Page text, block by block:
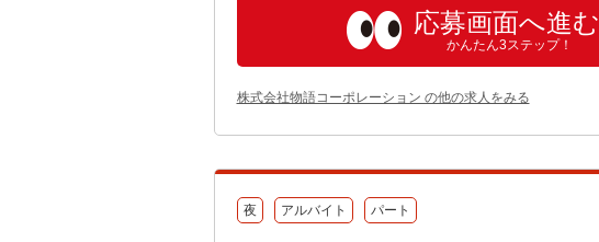
応募画面へ進む
かんたん3ステップ！
株式会社物語コーポレーション の他の求人をみる
夜 アルバイト パート